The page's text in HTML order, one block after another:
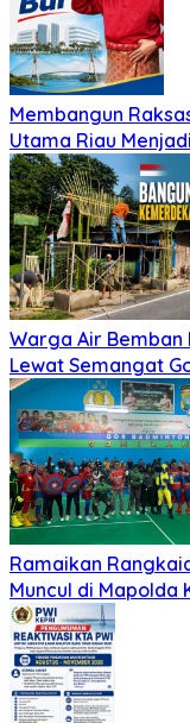
Membangun
Utama Riau
Warga Air Bemban
Lewat Semangat
Ramaikan
Muncul di Mapolda